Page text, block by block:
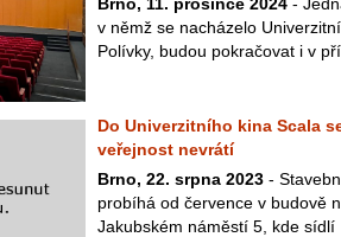
v němž se nacházelo
Polívky, budou pokračovat i v
Do Univerzitního kina Scala
veřejnost nevrátí
Brno, 22. srpna 2023 -
probíhá od července v budově
Jakubském náměstí 5, kde sídlí